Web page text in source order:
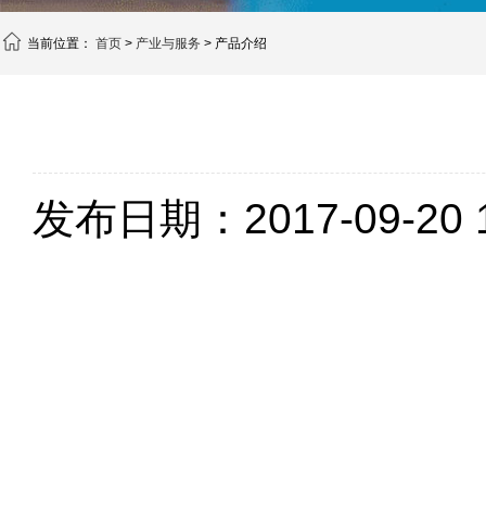
当前位置： 首页 > 产业与服务 > 产品介绍
发布日期：2017-09-20